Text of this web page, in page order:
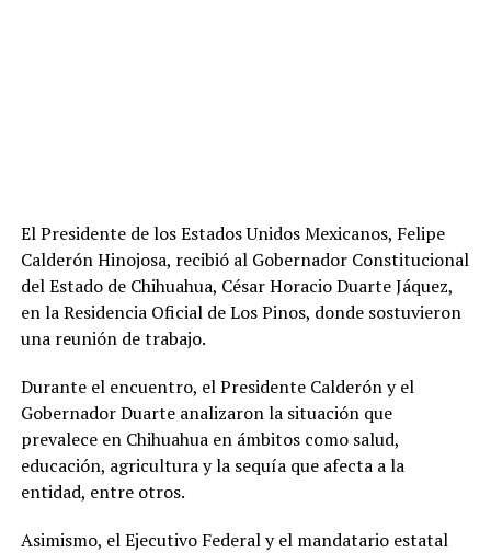
El Presidente de los Estados Unidos Mexicanos, Felipe
Calderón Hinojosa, recibió al Gobernador Constitucional
del Estado de Chihuahua, César Horacio Duarte Jáquez,
en la Residencia Oficial de Los Pinos, donde sostuvieron
una reunión de trabajo.
Durante el encuentro, el Presidente Calderón y el
Gobernador Duarte analizaron la situación que
prevalece en Chihuahua en ámbitos como salud,
educación, agricultura y la sequía que afecta a la
entidad, entre otros.
Asimismo, el Ejecutivo Federal y el mandatario estatal